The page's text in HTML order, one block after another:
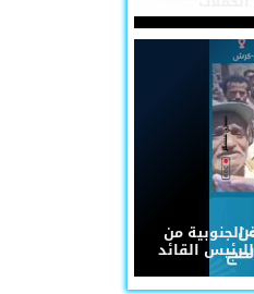
من
القائد